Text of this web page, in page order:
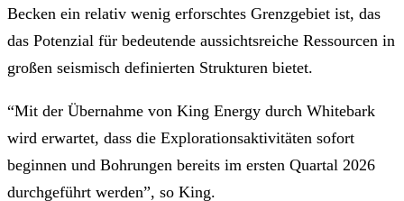
Becken ein relativ wenig erforschtes Grenzgebiet ist, das
das Potenzial für bedeutende aussichtsreiche Ressourcen in
großen seismisch definierten Strukturen bietet.
“Mit der Übernahme von King Energy durch Whitebark
wird erwartet, dass die Explorationsaktivitäten sofort
beginnen und Bohrungen bereits im ersten Quartal 2026
durchgeführt werden”, so King.